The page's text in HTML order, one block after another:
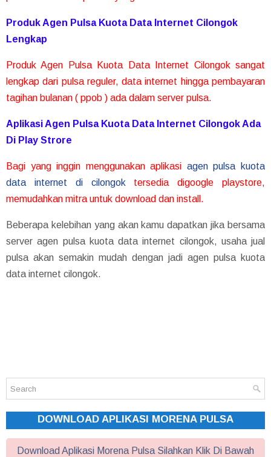
Produk Agen Pulsa Kuota Data Internet Cilongok
Lengkap
Produk Agen Pulsa Kuota Data Internet Cilongok sangat
lengkap dari pulsa reguler, data internet hingga pembayaran
tagihan bulanan ( ppob ) ada dalam server pulsa.
Aplikasi Agen Pulsa Kuota Data Internet Cilongok Ada
Di Play Strore
Bagi yang inggin menggunakan aplikasi agen pulsa kuota
data internet di cilongoktersedia digoogle playstore,
memudahkan mitra untuk download dan install.
Beberapa kelebihan yang akan kamu dapatkan jika bersama
server agen pulsa kuota data internet cilongok, usaha jual
pulsa akan semakin mudah dengan jadi agen pulsa kuota
data internet cilongok.
DOWNLOAD APLIKASI MORENA PULSA
Download Aplikasi Morena Pulsa Silahkan Klik Di Bawah